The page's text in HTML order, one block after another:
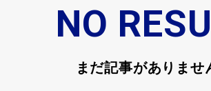
NO
まだ記事がありませ